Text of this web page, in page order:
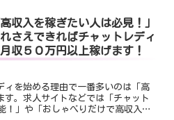
高収入を稼ぎたい人は必見！」
さえできればチャットレディ
収５０万円以上稼げます！
ィを始める理由で一番多いのは「高
。求人サイトなどでは「チャット
！」や「おしゃべりだけで高収入稼